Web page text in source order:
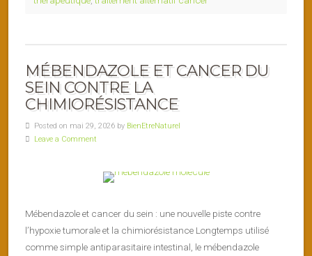
MÉBENDAZOLE ET CANCER DU
SEIN CONTRE LA
CHIMIORÉSISTANCE
Posted on mai 29, 2026 by BienEtreNaturel
Leave a Comment
Mébendazole et cancer du sein : une nouvelle piste contre
l’hypoxie tumorale et la chimiorésistance Longtemps utilisé
comme simple antiparasitaire intestinal, le mébendazole